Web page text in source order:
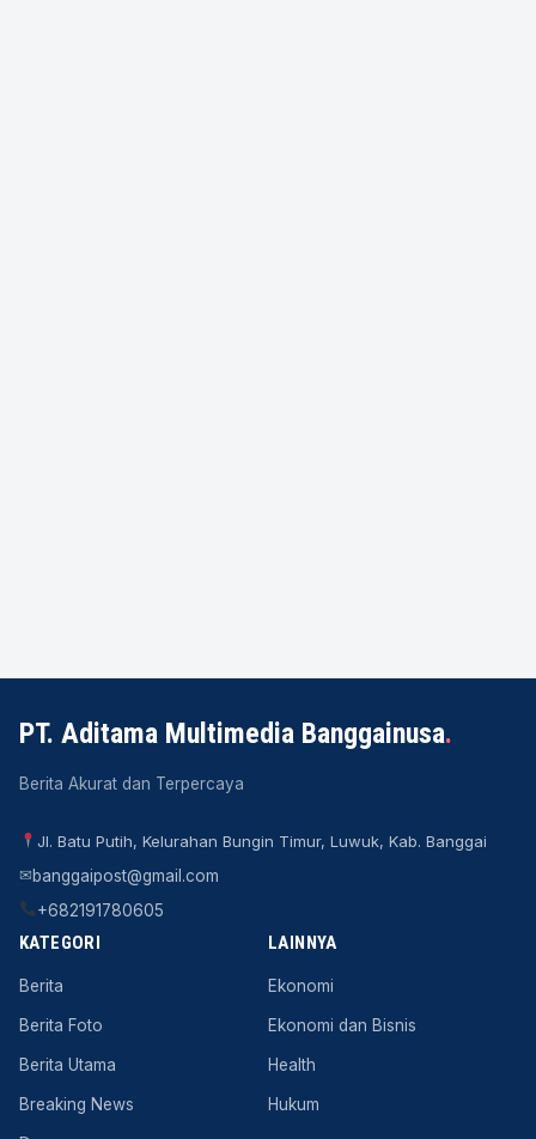
PT. Aditama Multimedia Banggainusa.
Berita Akurat dan Terpercaya
Jl. Batu Putih, Kelurahan Bungin Timur, Luwuk, Kab. Banggai
✉banggaipost@gmail.com
+682191780605
KATEGORI
Berita
Berita Foto
Berita Utama
Breaking News
LAINNYA
Ekonomi
Ekonomi dan Bisnis
Health
Hukum